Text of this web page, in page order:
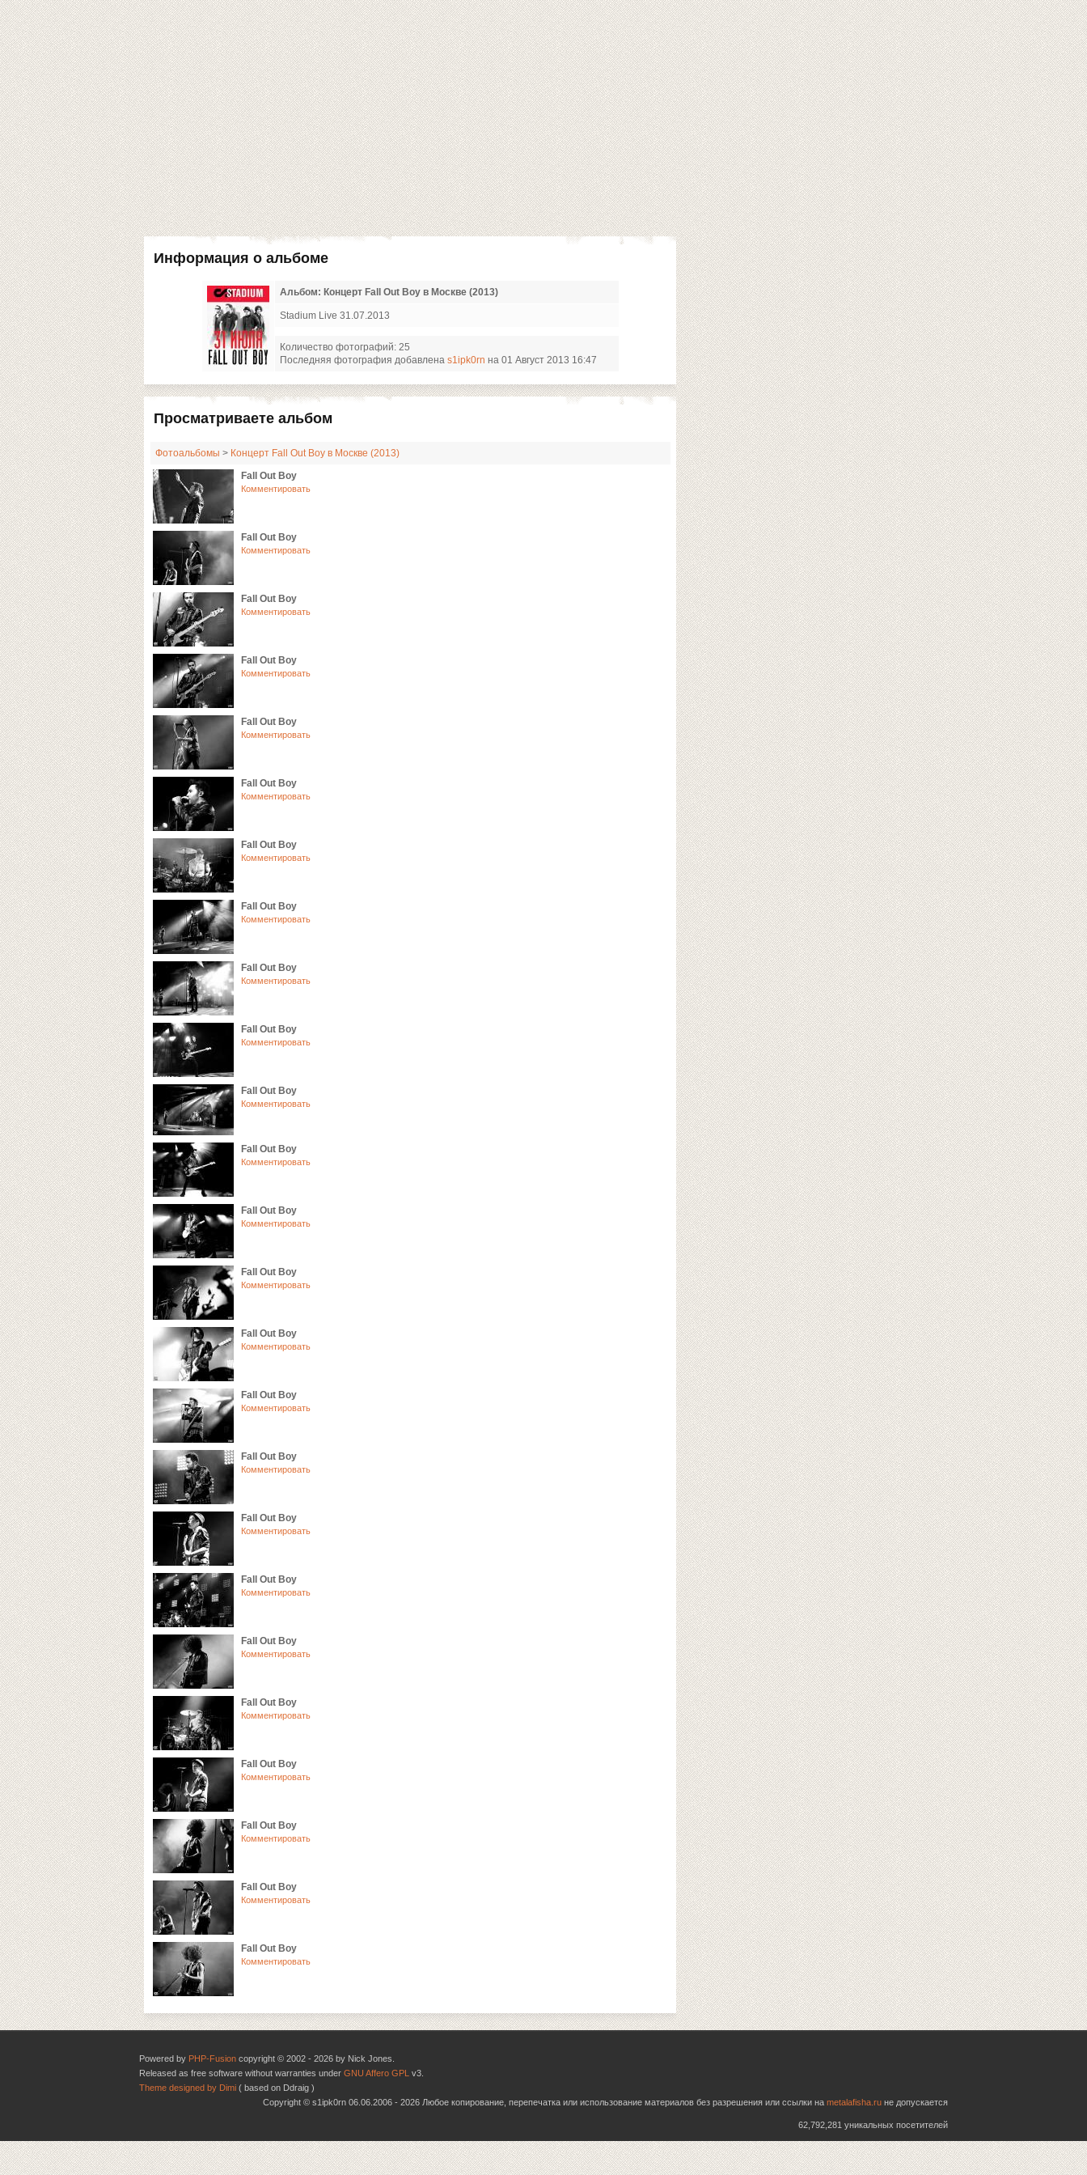
Информация о альбоме
Альбом: Концерт Fall Out Boy в Москве (2013)
Stadium Live 31.07.2013
Количество фотографий: 25
Последняя фотография добавлена s1ipk0rn на 01 Август 2013 16:47
Просматриваете альбом
Фотоальбомы > Концерт Fall Out Boy в Москве (2013)
Fall Out Boy
Комментировать
Fall Out Boy
Комментировать
Fall Out Boy
Комментировать
Fall Out Boy
Комментировать
Fall Out Boy
Комментировать
Fall Out Boy
Комментировать
Fall Out Boy
Комментировать
Fall Out Boy
Комментировать
Fall Out Boy
Комментировать
Fall Out Boy
Комментировать
Fall Out Boy
Комментировать
Fall Out Boy
Комментировать
Fall Out Boy
Комментировать
Fall Out Boy
Комментировать
Fall Out Boy
Комментировать
Fall Out Boy
Комментировать
Fall Out Boy
Комментировать
Fall Out Boy
Комментировать
Fall Out Boy
Комментировать
Fall Out Boy
Комментировать
Fall Out Boy
Комментировать
Fall Out Boy
Комментировать
Fall Out Boy
Комментировать
Fall Out Boy
Комментировать
Fall Out Boy
Комментировать
Powered by PHP-Fusion copyright © 2002 - 2026 by Nick Jones.
Released as free software without warranties under GNU Affero GPL v3.
Theme designed by Dimi ( based on Ddraig )
Copyright © s1ipk0rn 06.06.2006 - 2026 Любое копирование, перепечатка или использование материалов без разрешения или ссылки на metalafisha.ru не допускается
62,792,281 уникальных посетителей